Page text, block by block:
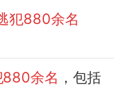
犯880余名
880余名 ，包括